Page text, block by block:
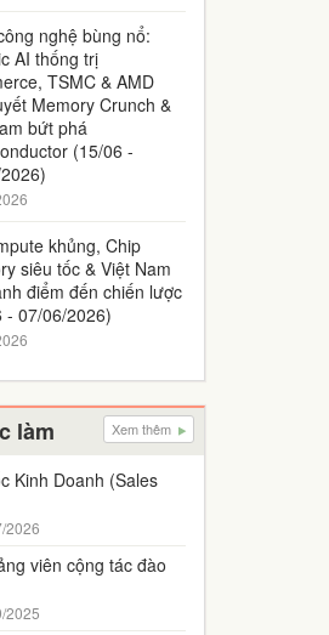
nghệ bùng nổ:
AI thống trị
TSMC & AMD
Memory Crunch &
bứt phá
(15/06 -
khủng, Chip
siêu tốc & Việt Nam
điểm đến chiến lược
- 07/06/2026)
làm Xem thêm
Kinh Doanh (Sales
2026
viên cộng tác đào
2025